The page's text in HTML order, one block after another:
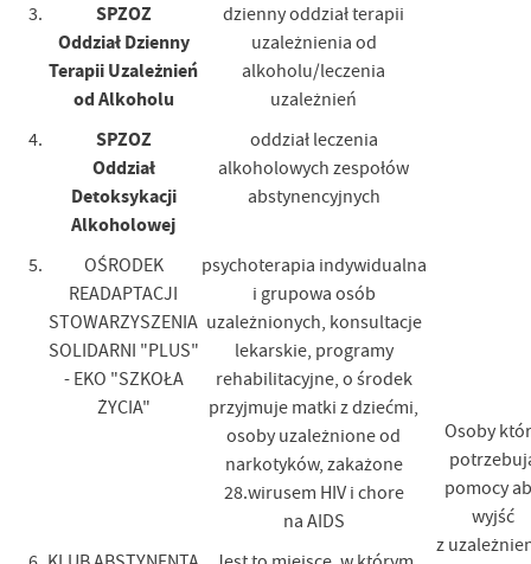
3.
SPZOZ
Oddział Dzienny
Terapii Uzależnień
od Alkoholu
dzienny oddział terapii
uzależnienia od
alkoholu/leczenia
uzależnień
4.
SPZOZ
Oddział
Detoksykacji
Alkoholowej
oddział leczenia
alkoholowych zespołów
abstynencyjnych
5.
OŚRODEK
READAPTACJI
STOWARZYSZENIA
SOLIDARNI "PLUS"
- EKO "SZKOŁA
ŻYCIA"
psychoterapia indywidualna
i grupowa osób
uzależnionych, konsultacje
lekarskie, programy
rehabilitacyjne, o środek
przyjmuje matki z dziećmi,
osoby uzależnione od
narkotyków, zakażone
28.wirusem HIV i chore
na AIDS
Osoby
pomocy
wyjść
z